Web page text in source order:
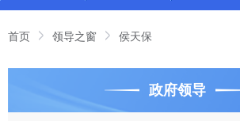
首页 领导之窗 侯天保
政府领导